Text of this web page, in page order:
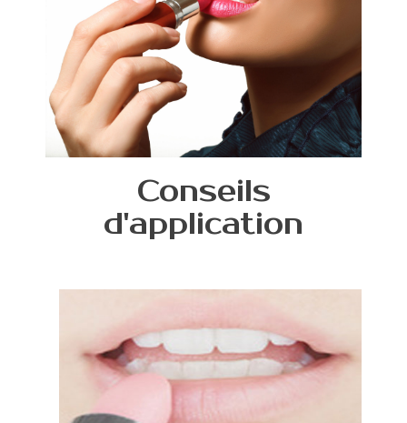
Conseils
d'application